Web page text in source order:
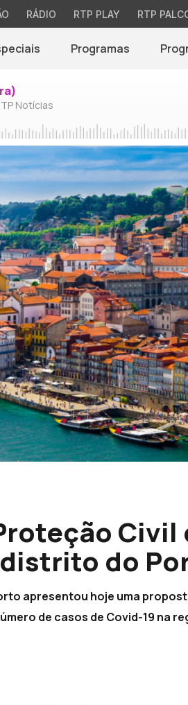
RÁDIO RTP PLAY RTP
Programas
Notícias
Civil
do
apresentou hoje uma
de casos de Covid-19 na